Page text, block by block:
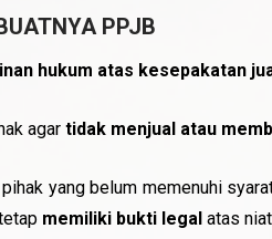
PPJB
hukum atas kesepakatan
agar tidak menjual atau
yang belum memenuhi
memiliki bukti legal atas